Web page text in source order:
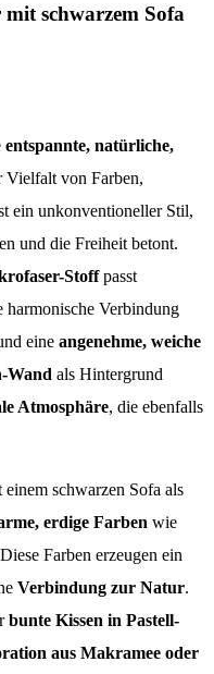
schwarzem Sofa
entspannte, natürliche,
Vielfalt von Farben,
ein unkonventioneller Stil,
und die Freiheit betont.
Stoffpasst
harmonische Verbindung
eine angenehme, weiche
Wand als Hintergrund
Atmosphäre, die ebenfalls
schwarzen Sofa als
erdige Farben wie
Farben erzeugen ein
Verbindung zur Natur.
bunte Kissen in Pastell-
aus Makramee oder